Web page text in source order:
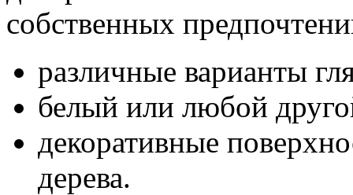
собственных
различные варианты
белый или любой
декоративные
дерева.